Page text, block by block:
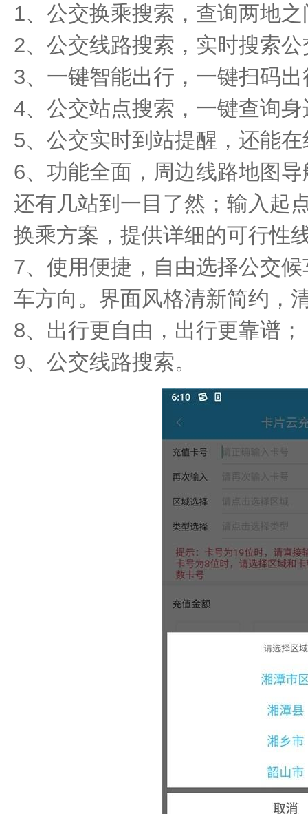
1、公交换乘搜索，查询两地
2、公交线路搜索，实时搜索
3、一键智能出行，一键扫码出
4、公交站点搜索，一键查询
5、公交实时到站提醒，还能
6、功能全面，周边线路地图
还有几站到一目了然；输入起
换乘方案，提供详细的可行性
7、使用便捷，自由选择公交
车方向。界面风格清新简约，
8、出行更自由，出行更靠谱；
9、公交线路搜索。